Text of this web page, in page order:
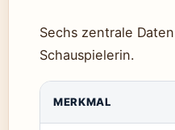
Sechs zentrale
Schauspielerin.
MERKMAL